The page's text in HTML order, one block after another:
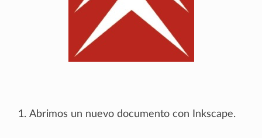
Abrimos un nuevo documento con Inkscape.